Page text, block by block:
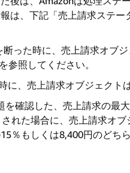
は、下記「売上請求ステー
った時に、売上請求オブ
参照してください。
に、売上請求オブジェクト
確認した、売上請求の最
れた場合に、売上請求オブ
％もしくは8,400円のどち